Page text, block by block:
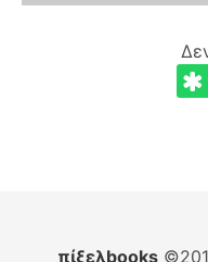
πίξελbooks